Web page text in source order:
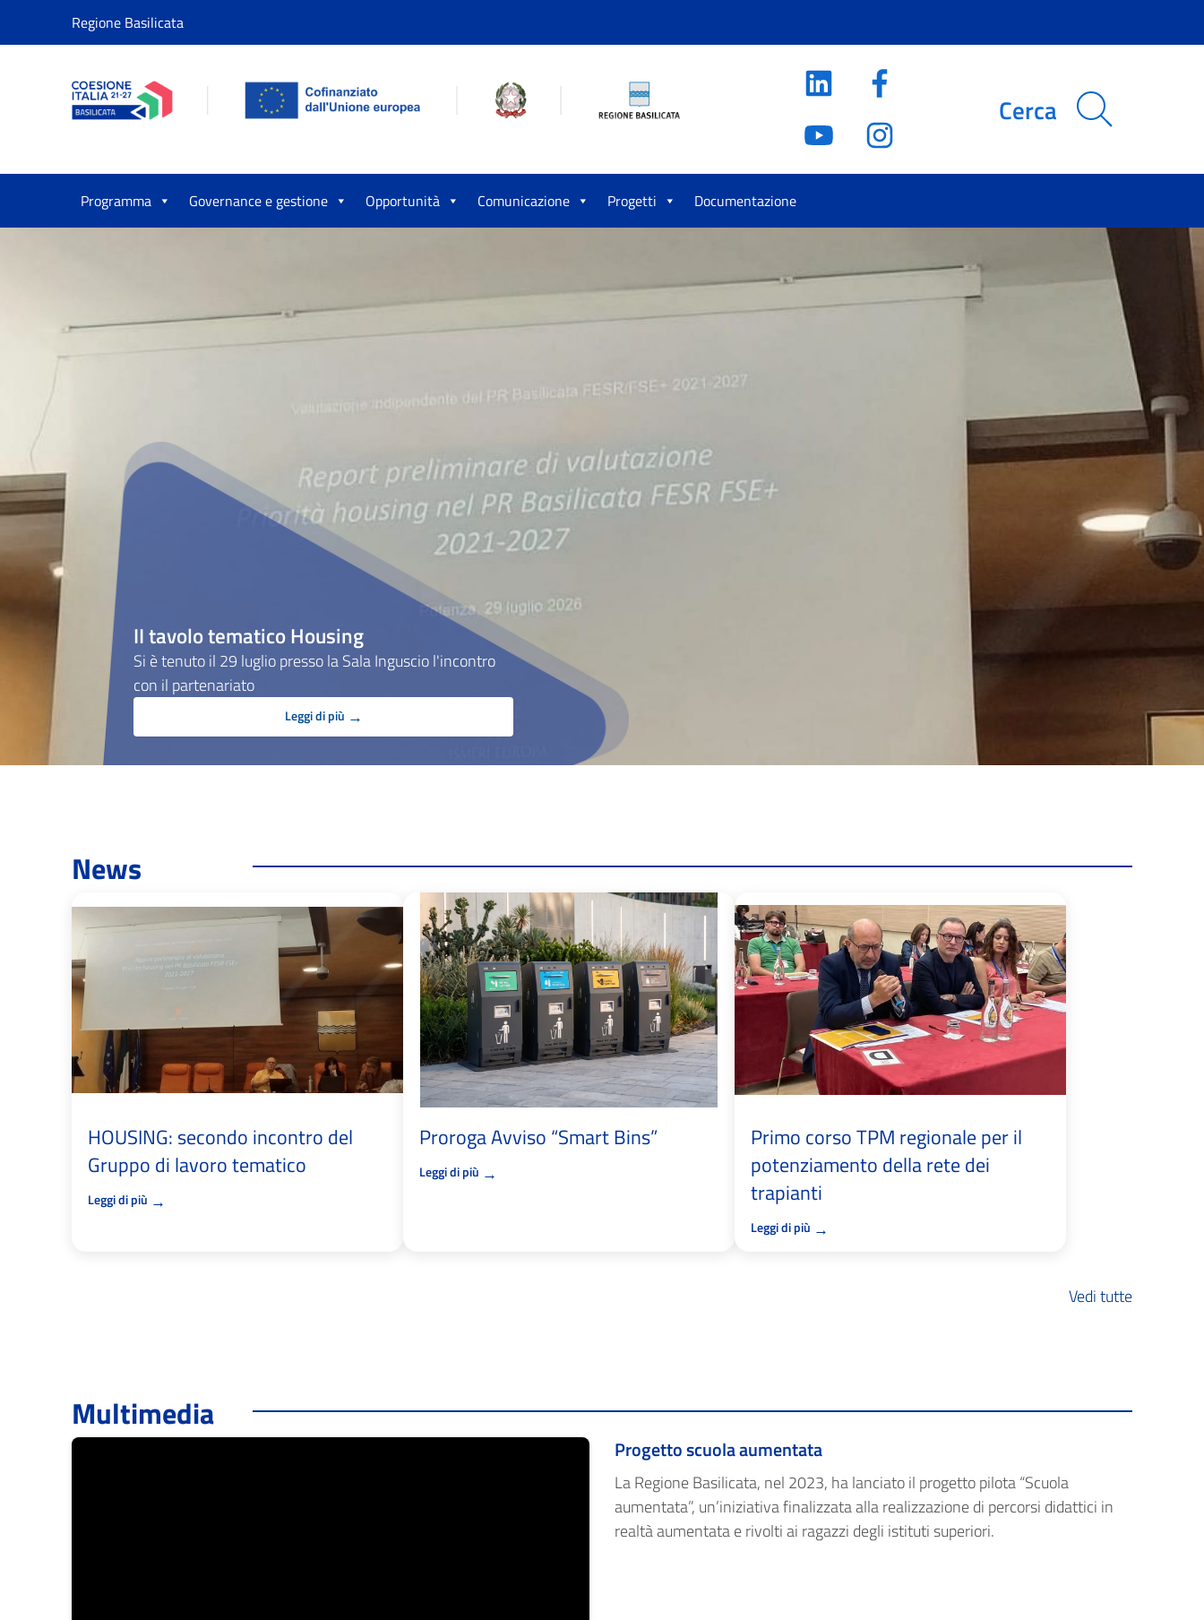
Vai ai contenuti
Vai al menu di navigazione
Regione Basilicata
Cerca
Programma Governance e gestione Opportunità Comunicazione Progetti Documentazione
II tavolo tematico Housing
Si è tenuto il 29 luglio presso la Sala Inguscio l'incontro
con il partenariato
Leggi di più →
News
HOUSING: secondo incontro del
Gruppo di lavoro tematico
Leggi di più →
Proroga Avviso “Smart Bins”
Leggi di più →
Primo corso TPM regionale per il
potenziamento della rete dei
trapianti
Leggi di più →
Vedi tutte
Multimedia
Progetto scuola aumentata
La Regione Basilicata, nel 2023, ha lanciato il progetto pilota “Scuola
aumentata”, un’iniziativa finalizzata alla realizzazione di percorsi didattici in
realtà aumentata e rivolti ai ragazzi degli istituti superiori.